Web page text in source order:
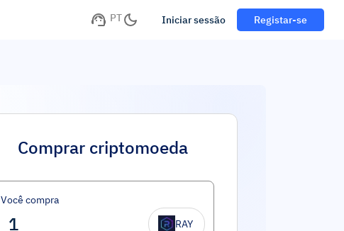
PT Iniciar sessão Registar-se
Comprar criptomoeda
Você compra
RAY